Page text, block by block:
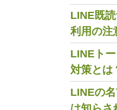
LINE既
利用の注
LINEト
対策とは
LINEの